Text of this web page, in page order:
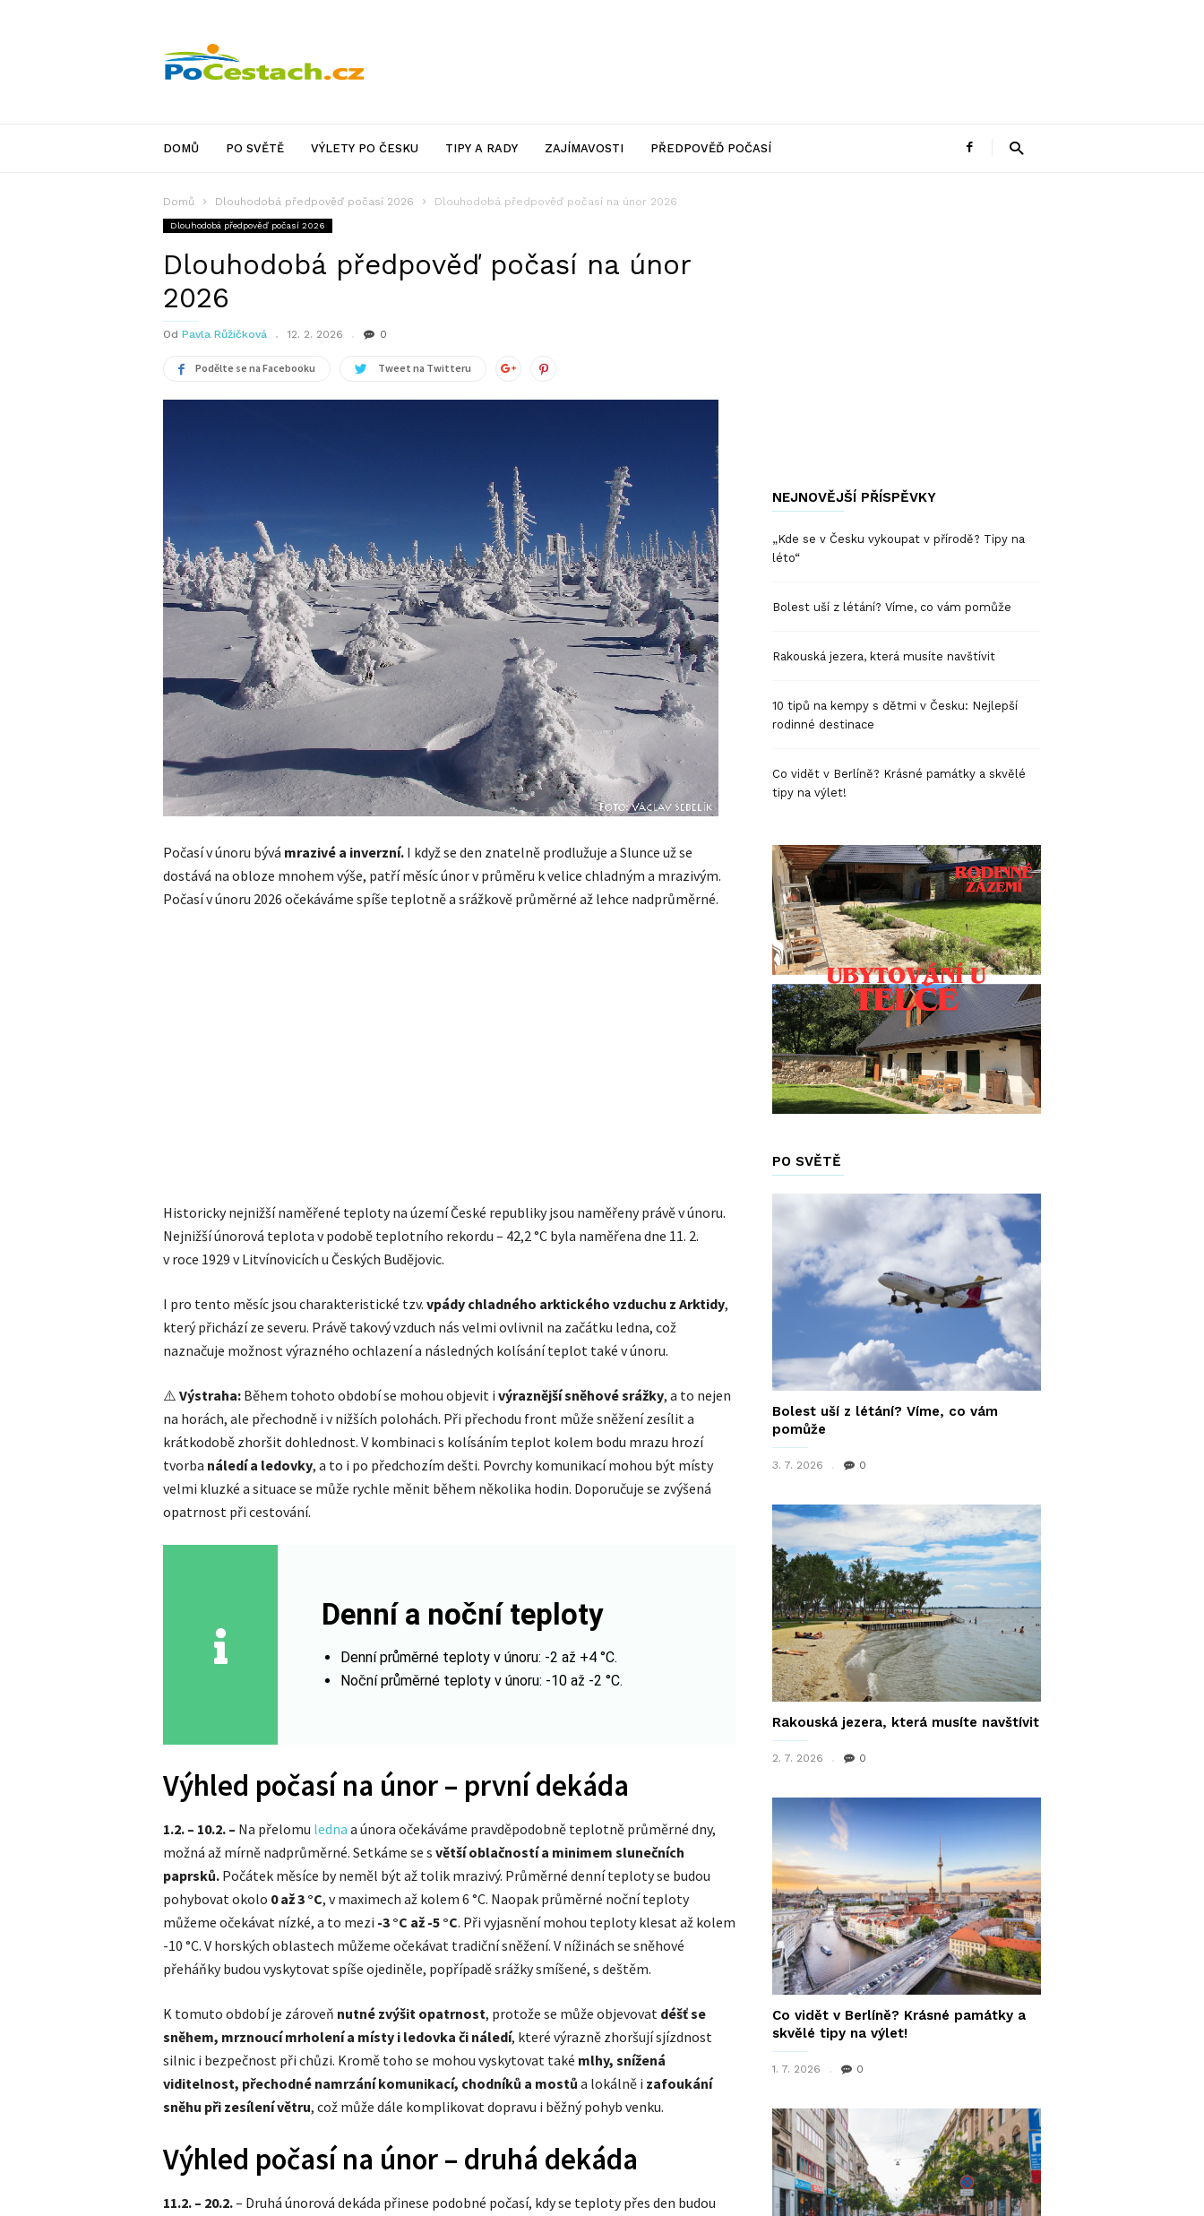
DOMŮ PO SVĚTĚ VÝLETY PO ČESKU TIPY A RADY ZAJÍMAVOSTI PŘEDPOVĚĎ POČASÍ
Domů Dlouhodobá předpověď počasí 2026 Dlouhodobá předpověď počasí na únor 2026
Dlouhodobá předpověď počasí 2026
Dlouhodobá předpověď počasí na únor
2026
Od Pavla Růžičková 12. 2. 2026 0
Podělte se na Facebooku Tweet na Twitteru
Počasí v únoru bývá mrazivé a inverzní. I když se den znatelně prodlužuje a Slunce už se
dostává na obloze mnohem výše, patří měsíc únor v průměru k velice chladným a mrazivým.
Počasí v únoru 2026 očekáváme spíše teplotně a srážkově průměrné až lehce nadprůměrné.
Historicky nejnižší naměřené teploty na území České republiky jsou naměřeny právě v únoru.
Nejnižší únorová teplota v podobě teplotního rekordu – 42,2 °C byla naměřena dne 11. 2.
v roce 1929 v Litvínovicích u Českých Budějovic.
I pro tento měsíc jsou charakteristické tzv. vpády chladného arktického vzduchu z Arktidy,
který přichází ze severu. Právě takový vzduch nás velmi ovlivnil na začátku ledna, což
naznačuje možnost výrazného ochlazení a následných kolísání teplot také v únoru.
⚠️ Výstraha: Během tohoto období se mohou objevit i výraznější sněhové srážky, a to nejen
na horách, ale přechodně i v nižších polohách. Při přechodu front může sněžení zesílit a
krátkodobě zhoršit dohlednost. V kombinaci s kolísáním teplot kolem bodu mrazu hrozí
tvorba náledí a ledovky, a to i po předchozím dešti. Povrchy komunikací mohou být místy
velmi kluzké a situace se může rychle měnit během několika hodin. Doporučuje se zvýšená
opatrnost při cestování.
Denní a noční teploty
Denní průměrné teploty v únoru: -2 až +4 °C.
Noční průměrné teploty v únoru: -10 až -2 °C.
Výhled počasí na únor – první dekáda
1.2. – 10.2. – Na přelomu ledna a února očekáváme pravděpodobně teplotně průměrné dny,
možná až mírně nadprůměrné. Setkáme se s větší oblačností a minimem slunečních
paprsků. Počátek měsíce by neměl být až tolik mrazivý. Průměrné denní teploty se budou
pohybovat okolo 0 až 3 °C, v maximech až kolem 6 °C. Naopak průměrné noční teploty
můžeme očekávat nízké, a to mezi -3 °C až -5 °C. Při vyjasnění mohou teploty klesat až kolem
-10 °C. V horských oblastech můžeme očekávat tradiční sněžení. V nížinách se sněhové
přeháňky budou vyskytovat spíše ojediněle, popřípadě srážky smíšené, s deštěm.
K tomuto období je zároveň nutné zvýšit opatrnost, protože se může objevovat déšť se
sněhem, mrznoucí mrholení a místy i ledovka či náledí, které výrazně zhoršují sjízdnost
silnic i bezpečnost při chůzi. Kromě toho se mohou vyskytovat také mlhy, snížená
viditelnost, přechodné namrzání komunikací, chodníků a mostů a lokálně i zafoukání
sněhu při zesílení větru, což může dále komplikovat dopravu i běžný pohyb venku.
Výhled počasí na únor – druhá dekáda
11.2. – 20.2.– Druhá únorová dekáda přinese podobné počasí, kdy se teploty přes den budou
NEJNOVĚJŠÍ PŘÍSPĚVKY
„Kde se v Česku vykoupat v přírodě? Tipy na
léto“
Bolest uší z létání? Víme, co vám pomůže
Rakouská jezera, která musíte navštívit
10 tipů na kempy s dětmi v Česku: Nejlepší
rodinné destinace
Co vidět v Berlíně? Krásné památky a skvělé
tipy na výlet!
PO SVĚTĚ
Bolest uší z létání? Víme, co vám
pomůže
3. 7. 2026 0
Rakouská jezera, která musíte navštívit
2. 7. 2026 0
Co vidět v Berlíně? Krásné památky a
skvělé tipy na výlet!
1. 7. 2026 0